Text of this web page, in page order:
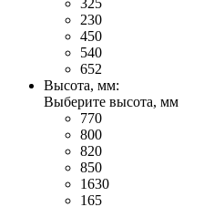
230
450
540
652
Высота, мм:
Выберите высота, мм
770
800
820
850
1630
165